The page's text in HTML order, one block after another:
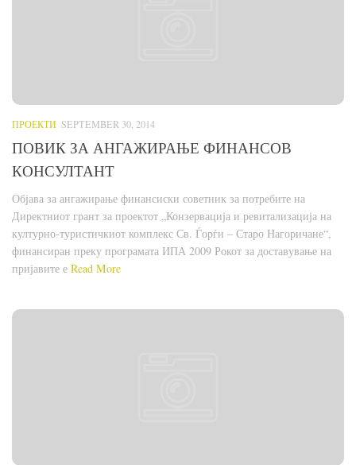
ПРОЕКТИ SEPTEMBER 30, 2014
ПОВИК ЗА АНГАЖИРАЊЕ ФИНАНСОВ
КОНСУЛТАНТ
Објава за ангажирање финансиски советник за потребите на
Директниот грант за проектот „Конзервација и ревитализација на
културно-туристичкиот комплекс Св. Ѓорѓи – Старо Нагоричане“,
финансиран преку програмата ИПА 2009 Рокот за доставување на
пријавите е Read More